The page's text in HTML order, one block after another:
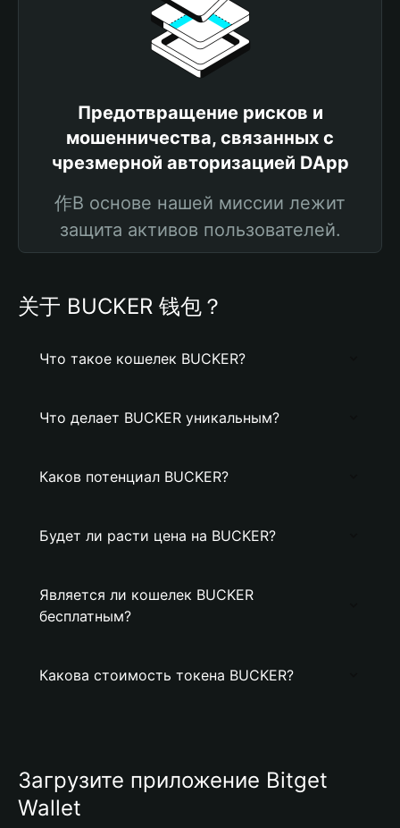
Предотвращение рисков и
мошенничества, связанных с
чрезмерной авторизацией DApp
作В основе нашей миссии лежит
защита активов пользователей.
关于 BUCKER 钱包？
Что такое кошелек BUCKER?
Что делает BUCKER уникальным?
Каков потенциал BUCKER?
Будет ли расти цена на BUCKER?
Является ли кошелек BUCKER
бесплатным?
Какова стоимость токена BUCKER?
Загрузите приложение Bitget
Wallet